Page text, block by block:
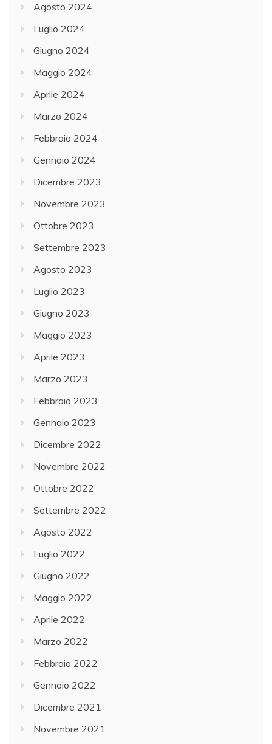
Agosto 2024
Luglio 2024
Giugno 2024
Maggio 2024
Aprile 2024
Marzo 2024
Febbraio 2024
Gennaio 2024
Dicembre 2023
Novembre 2023
Ottobre 2023
Settembre 2023
Agosto 2023
Luglio 2023
Giugno 2023
Maggio 2023
Aprile 2023
Marzo 2023
Febbraio 2023
Gennaio 2023
Dicembre 2022
Novembre 2022
Ottobre 2022
Settembre 2022
Agosto 2022
Luglio 2022
Giugno 2022
Maggio 2022
Aprile 2022
Marzo 2022
Febbraio 2022
Gennaio 2022
Dicembre 2021
Novembre 2021